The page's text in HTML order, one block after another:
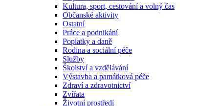
Kultura, sport, cestování a volný čas
Občanské aktivity
Ostatní
Práce a podnikání
Poplatky a daně
Rodina a sociální péče
Služby
Školství a vzdělávání
Výstavba a památková péče
Zdraví a zdravotnictví
Zvířata
Životní prostředí